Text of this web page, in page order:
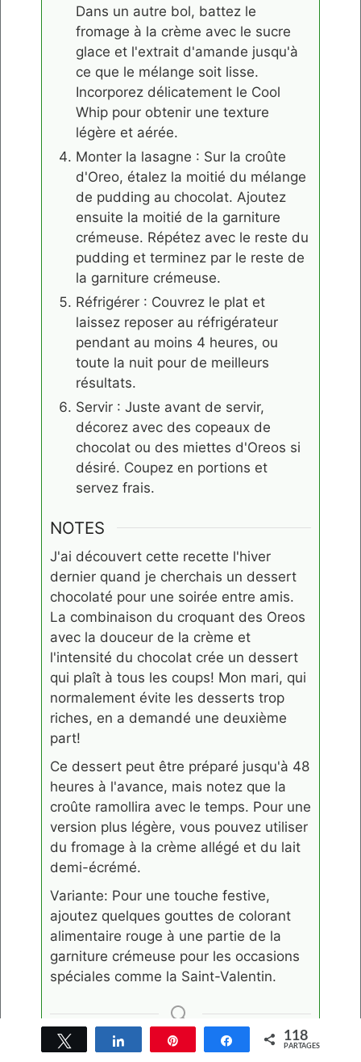
Dans un autre bol, battez le
fromage à la crème avec le sucre
glace et l'extrait d'amande jusqu'à
ce que le mélange soit lisse.
Incorporez délicatement le Cool
Whip pour obtenir une texture
légère et aérée.
Monter la lasagne : Sur la croûte
d'Oreo, étalez la moitié du mélange
de pudding au chocolat. Ajoutez
ensuite la moitié de la garniture
crémeuse. Répétez avec le reste du
pudding et terminez par le reste de
la garniture crémeuse.
Réfrigérer : Couvrez le plat et
laissez reposer au réfrigérateur
pendant au moins 4 heures, ou
toute la nuit pour de meilleurs
résultats.
Servir : Juste avant de servir,
décorez avec des copeaux de
chocolat ou des miettes d'Oreos si
désiré. Coupez en portions et
servez frais.
NOTES
J'ai découvert cette recette l'hiver
dernier quand je cherchais un dessert
chocolaté pour une soirée entre amis.
La combinaison du croquant des Oreos
avec la douceur de la crème et
l'intensité du chocolat crée un dessert
qui plaît à tous les coups! Mon mari, qui
normalement évite les desserts trop
riches, en a demandé une deuxième
part!
Ce dessert peut être préparé jusqu'à 48
heures à l'avance, mais notez que la
croûte ramollira avec le temps. Pour une
version plus légère, vous pouvez utiliser
du fromage à la crème allégé et du lait
demi-écrémé.
Variante: Pour une touche festive,
ajoutez quelques gouttes de colorant
alimentaire rouge à une partie de la
garniture crémeuse pour les occasions
spéciales comme la Saint-Valentin.
KEYWORD
Tweetez Partagez Épingle Partagez118
PARTAGES